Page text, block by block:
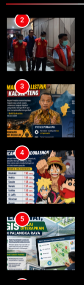
3
4
5
6
5